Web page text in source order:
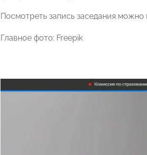
Посмотреть запись заседания можно
Главное фото: Freepik